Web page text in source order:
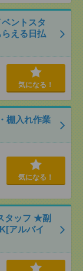
ントスタ
える日払
気になる！
棚入れ作業
気になる！
タッフ ★副
アルバイ